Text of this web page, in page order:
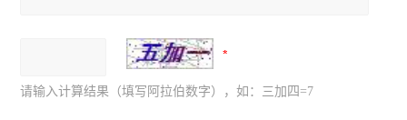
请输入计算结果（填写阿拉伯数字），如：三加四=7